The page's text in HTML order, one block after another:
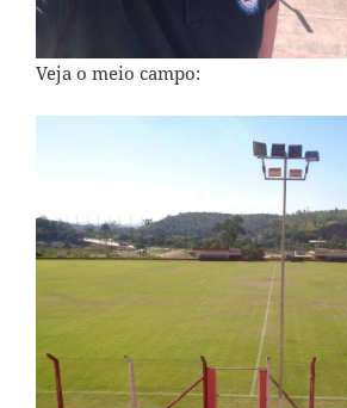
Veja o meio campo: